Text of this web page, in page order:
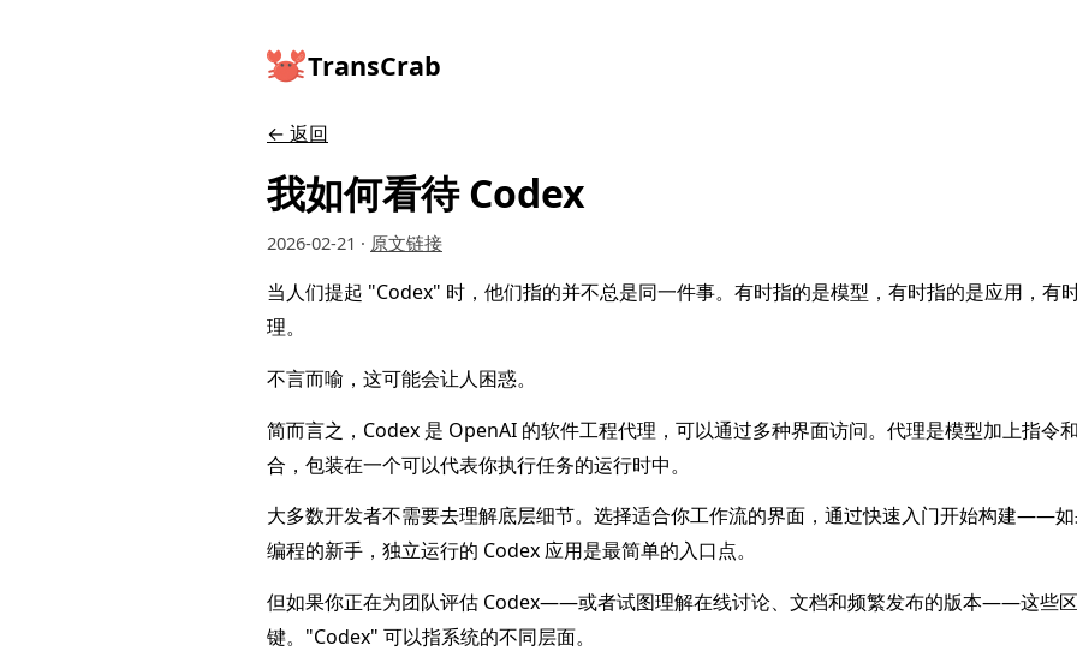
TransCrab
← 返回
我如何看待 Codex
2026-02-21 · 原文链接
当人们提起 "Codex" 时，他们指的并不总是同一件事。有时指的是模型，有时指的是应用，有
理。
不言而喻，这可能会让人困惑。
简而言之，Codex 是 OpenAI 的软件工程代理，可以通过多种界面访问。代理是模型加上指令
合，包装在一个可以代表你执行任务的运行时中。
大多数开发者不需要去理解底层细节。选择适合你工作流的界面，通过快速入门开始构建——
编程的新手，独立运行的 Codex 应用是最简单的入口点。
但如果你正在为团队评估 Codex——或者试图理解在线讨论、文档和频繁发布的版本——这些
键。"Codex" 可以指系统的不同层面。